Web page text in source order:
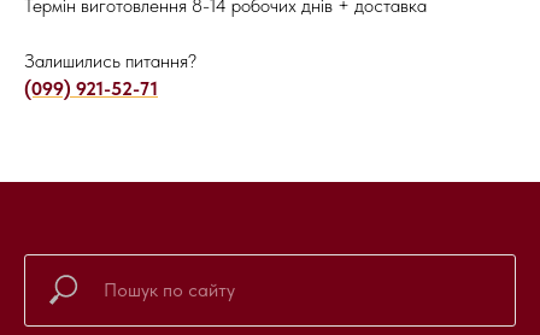
Термін виготовлення 8-14 робочих днів + доставка
Залишились питання?
(099) 921-52-71